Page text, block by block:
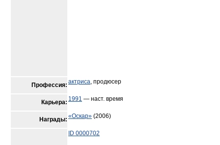
Профессия: актриса, продюсер
Карьера: 1991 — наст. время
Награды: «Оскар» (2006)
ID 0000702